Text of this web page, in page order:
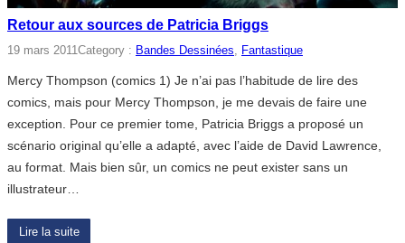
Retour aux sources de Patricia Briggs
19 mars 2011 Category : Bandes Dessinées Fantastique
Mercy Thompson (comics 1) Je n’ai pas l’habitude de lire des
comics, mais pour Mercy Thompson, je me devais de faire une
exception. Pour ce premier tome, Patricia Briggs a proposé un
scénario original qu’elle a adapté, avec l’aide de David Lawrence,
au format. Mais bien sûr, un comics ne peut exister sans un
illustrateur…
Lire la suite